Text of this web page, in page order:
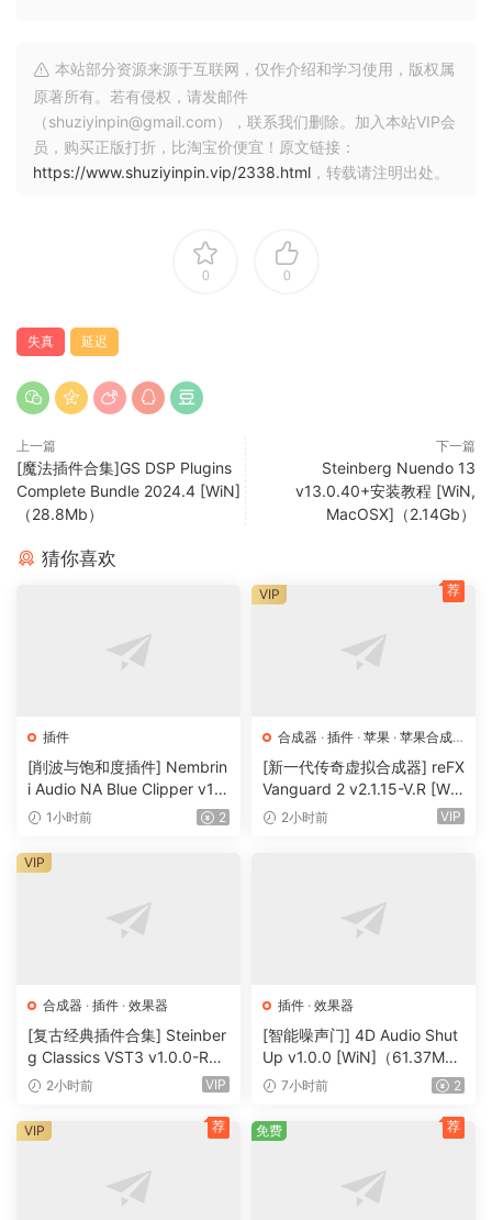
combination of a wide range of dynamic modulators.
A flexible and unique approach to patching opens
unexpected possibilities, and brings signal routing under
the control of dynamic modulation.
Synestia has 8 different effect types. Many of Synestia’s
effects are derived from Plasmonic, but they have all been
and capabilities.
All parameters in Synestia can be modulated by any
rhythmically, freely looped, or triggered by audio input.
Polarity, depth, inversion are all adjustable per-parameter,
making modulation control very precise.
🏠 HomePage
本站部分资源来源于互联网，仅作介绍和学习使用，版权属
原著所有。若有侵权，请发邮件
（shuziyinpin@gmail.com），联系我们删除。加入本站VIP会
员，购买正版打折，比淘宝价便宜！原文链接：
https://www.shuziyinpin.vip/2338.html ，转载请注明出处。
0 0
失真 延迟
上一篇
[魔法插件合集]GS DSP Plugins
Complete Bundle 2024.4 [WiN]
（28.8Mb）
下一篇
Steinberg Nuendo 13
v13.0.40+安装教程 [WiN,
MacOSX]（2.14Gb）
猜你喜欢
插件
[削波与饱和度插件] Nembrin
i Audio NA Blue Clipper v1.
0.1 Incl Keygen-R2R [WiN]
1小时前 2
合成器 · 插件 · 苹果 · 苹果合成
器
[新一代传奇虚拟合成器] reFX
Vanguard 2 v2.1.15-V.R [Wi
N, MacOSX]（184MB+240
2小时前 VIP
VIP 荐
合成器 · 插件 · 效果器
[复古经典插件合集] Steinber
g Classics VST3 v1.0.0-R2R
[WiN]（27.9MB）
2小时前 VIP
VIP
插件 · 效果器
[智能噪声门] 4D Audio Shut
Up v1.0.0 [WiN]（61.37M
B）7小时前 2
VIP 荐 免费 荐